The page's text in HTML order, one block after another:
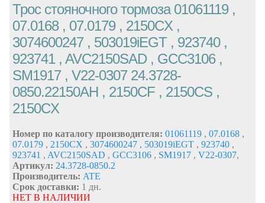
Трос стояночного тормоза 01061119 ,
07.0168 , 07.0179 , 2150CX ,
3074600247 , 503019iEGT , 923740 ,
923741 , AVC2150SAD , GCC3106 ,
SM1917 , V22-0307 24.3728-
0850.22150AH , 2150CF , 2150CS ,
2150CX
Номер по каталогу производителя: 01061119 , 07.0168 ,
07.0179 , 2150CX , 3074600247 , 503019iEGT , 923740 ,
923741 , AVC2150SAD , GCC3106 , SM1917 , V22-0307,
Артикул: 24.3728-0850.2
Производитель: ATE
Срок доставки: 1 дн.
НЕТ В НАЛИЧИИ